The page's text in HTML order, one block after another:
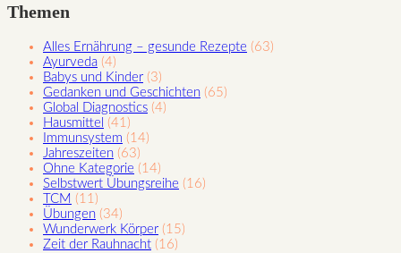
Themen
Alles Ernährung – gesunde Rezepte (63)
Ayurveda (4)
Babys und Kinder (3)
Gedanken und Geschichten (65)
Global Diagnostics (4)
Hausmittel (41)
Immunsystem (14)
Jahreszeiten (63)
Ohne Kategorie (14)
Selbstwert Übungsreihe (16)
TCM (11)
Übungen (34)
Wunderwerk Körper (15)
Zeit der Rauhnacht (16)